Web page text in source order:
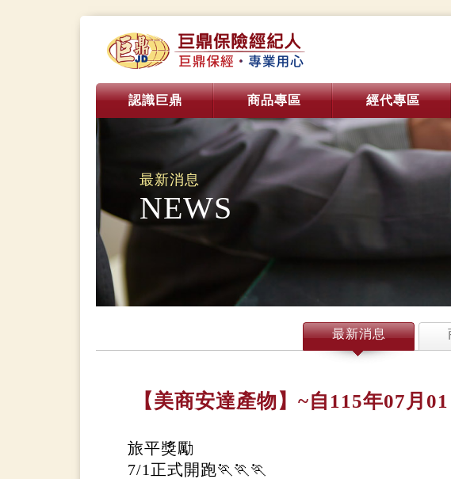
認識巨鼎 商品專區 經代專區
最新消息
NEWS
最新消息
【美商安達產物】~自115年07月
旅平獎勵
7/1正式開跑🏃🏃🏃